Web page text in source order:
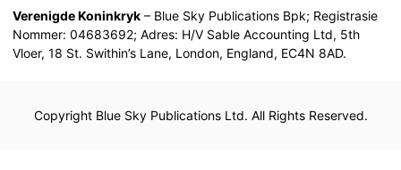
Verenigde Koninkryk – Blue Sky Publications Bpk; Registrasie
Nommer: 04683692; Adres: H/V Sable Accounting Ltd, 5th
Vloer, 18 St. Swithin’s Lane, London, England, EC4N 8AD.
Copyright Blue Sky Publications Ltd. All Rights Reserved.